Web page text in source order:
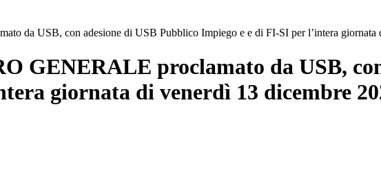
da USB, con adesione di USB Pubblico Impiego e e di FI-SI per l’intera giornata
GENERALE proclamato da USB,
giornata di venerdì 13 dicembre